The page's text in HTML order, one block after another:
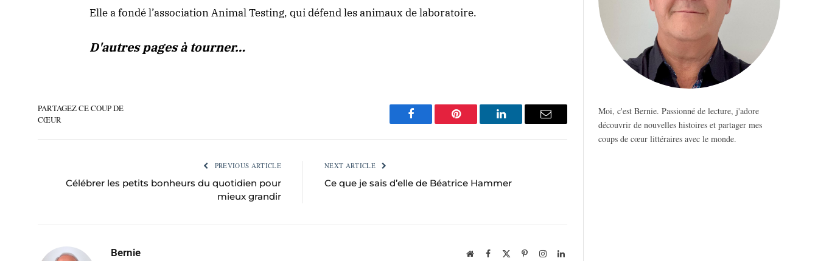
Elle a fondé l’association Animal Testing, qui défend les animaux de laboratoire.
D'autres pages à tourner…
PARTAGEZ CE COUP DE
CŒUR
Facebook Pinterest LinkedIn Email
PREVIOUS ARTICLE
Célébrer les petits bonheurs du quotidien pour
mieux grandir
NEXT ARTICLE
Ce que je sais d’elle de Béatrice Hammer
Bernie WebsiteFacebook PinterestInstagramLinkedIn
Moi, c'est Bernie. Passionné de lecture, j'adore
découvrir de nouvelles histoires et partager mes
coups de cœur littéraires avec le monde.